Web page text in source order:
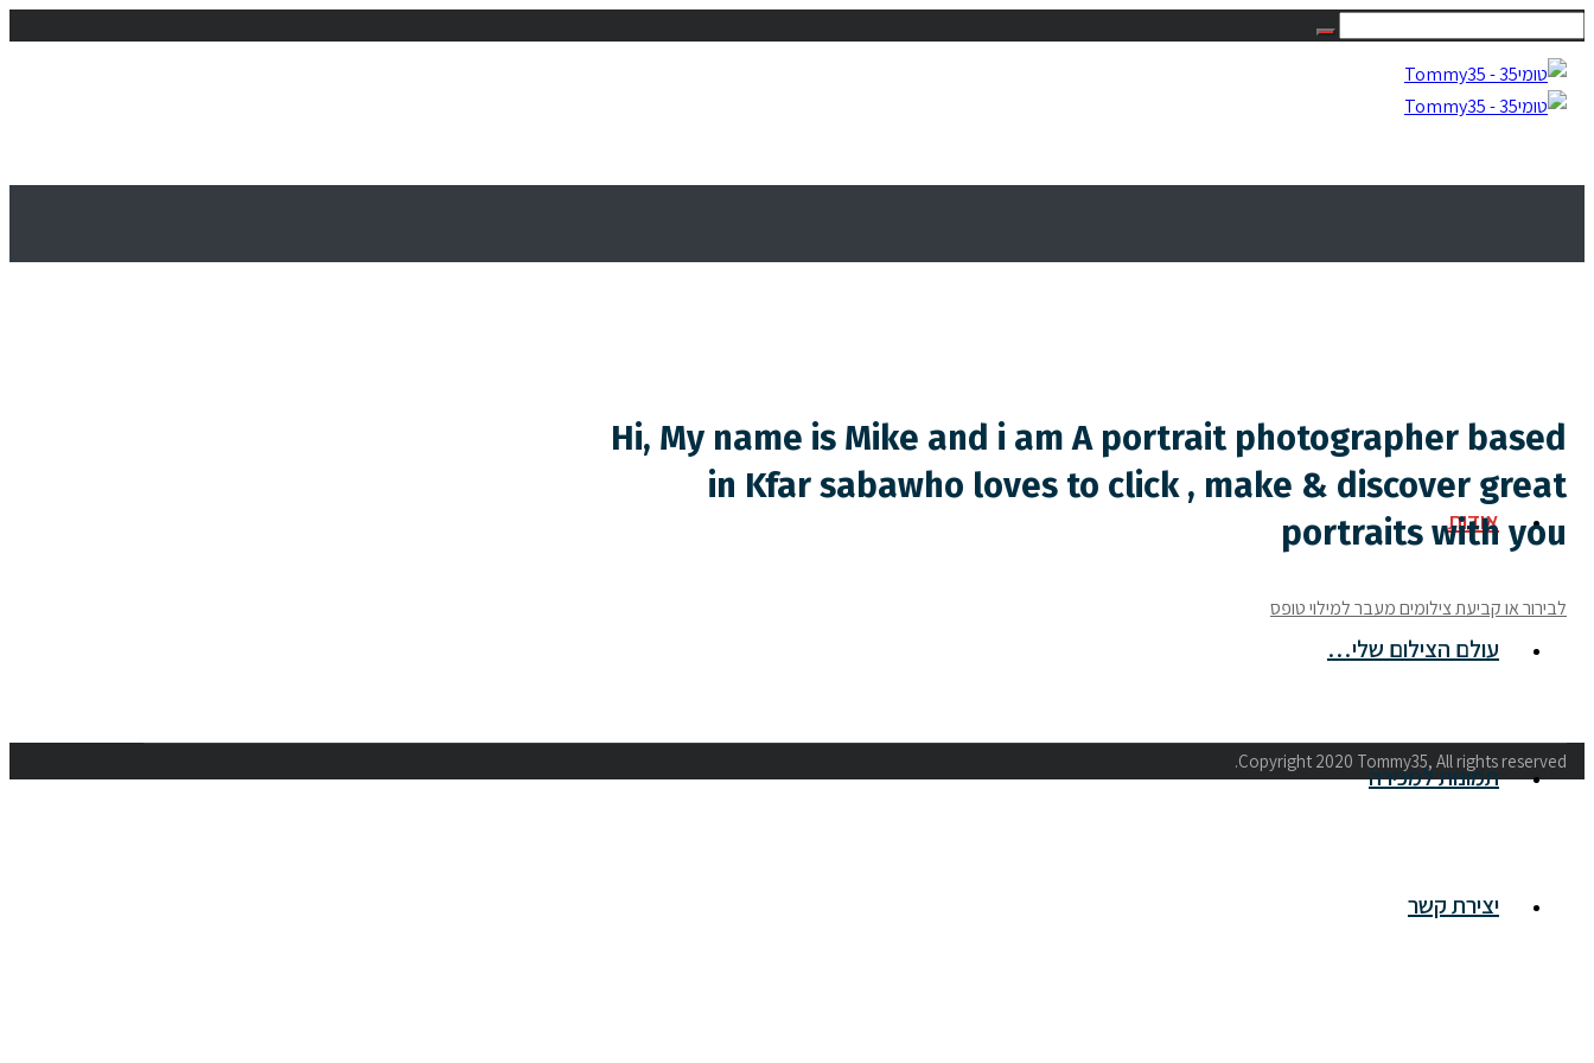
אודות
עולם הצילום שלי…
תמונות למכירה
יצירת קשר
Hi, My name is Mike and i am A portrait photographer based
in Kfar sabawho loves to click , make & discover great
portraits with you
לבירור או קביעת צילומיםמעבר למילוי טופס
Copyright 2020 Tommy35, All rights reserved.